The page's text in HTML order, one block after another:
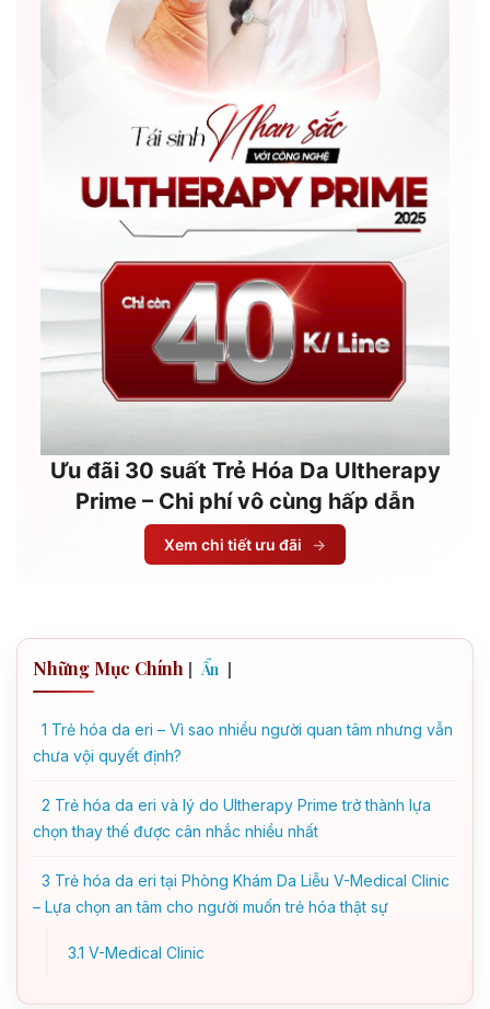
Ưu đãi 30 suất Trẻ Hóa Da Ultherapy
Prime – Chi phí vô cùng hấp dẫn
Xem chi tiết ưu đãi →
Những Mục Chính [ Ẩn ]
1 Trẻ hóa da eri – Vì sao nhiều người quan tâm nhưng vẫn
chưa vội quyết định?
2 Trẻ hóa da eri và lý do Ultherapy Prime trở thành lựa
chọn thay thế được cân nhắc nhiều nhất
3 Trẻ hóa da eri tại Phòng Khám Da Liễu V-Medical Clinic
– Lựa chọn an tâm cho người muốn trẻ hóa thật sự
3.1 V-Medical Clinic